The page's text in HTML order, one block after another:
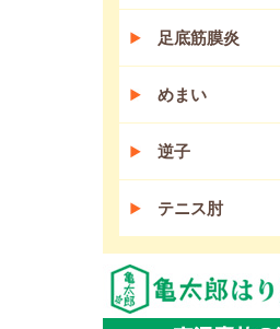
足底筋膜炎
めまい
逆子
テニス肘